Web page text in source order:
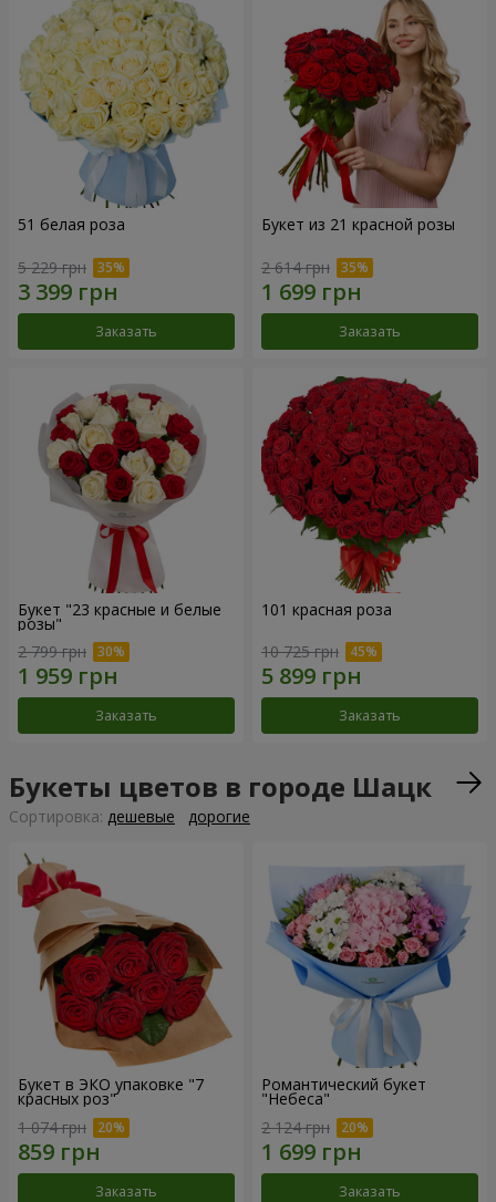
51 белая роза
5 229 грн
Заказать
Букет из 21 красной розы
2 614 грн
Заказать
Букет "23 красные и белые
розы"
2 799 грн
Заказать
101 красная роза
10 725 грн
Заказать
Букеты цветов в городе Шацк
Cортировка: дешевые дорогие
Букет в ЭКО упаковке "7
красных роз"
1 074 грн
Заказать
Романтический букет
"Небеса"
2 124 грн
Заказать